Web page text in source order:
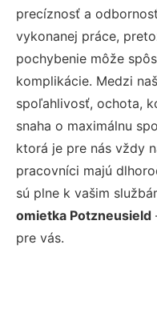
precíznosť a
vykonanej práce,
pochybenie môže
komplikácie. Medzi
spoľahlivosť, ochota,
snaha o maximálnu
ktorá je pre nás vždy
pracovníci majú
sú plne k vašim
omietka Potzneusield
pre vás.